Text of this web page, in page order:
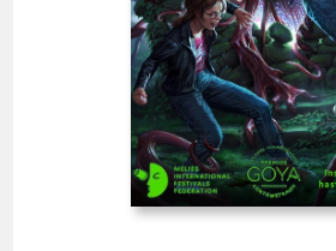
LONG-
PROJETS DE TEXTE
-18%
GOYA
MELIES
Frais de retard 07 août (1 jour)
Date limite
07 août 2026